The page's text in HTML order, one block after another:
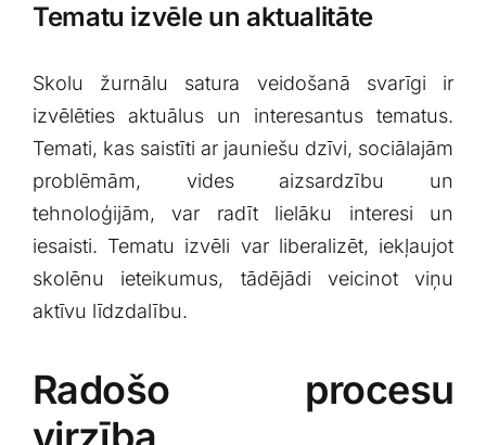
Tematu izvēle un aktualitāte
Skolu žurnālu satura veidošanā svarīgi ir
⁤izvēlēties ⁢aktuālus un⁣ interesantus tematus.
Temati, ‍kas saistīti ar jauniešu dzīvi, sociālajām
problēmām, vides aizsardzību un
tehnoloģijām,⁢ var radīt lielāku interesi un
iesaisti. Tematu izvēli var liberalizēt, iekļaujot
skolēnu ieteikumus, tādējādi veicinot viņu
aktīvu ⁢līdzdalību.
Radošo procesu⁣